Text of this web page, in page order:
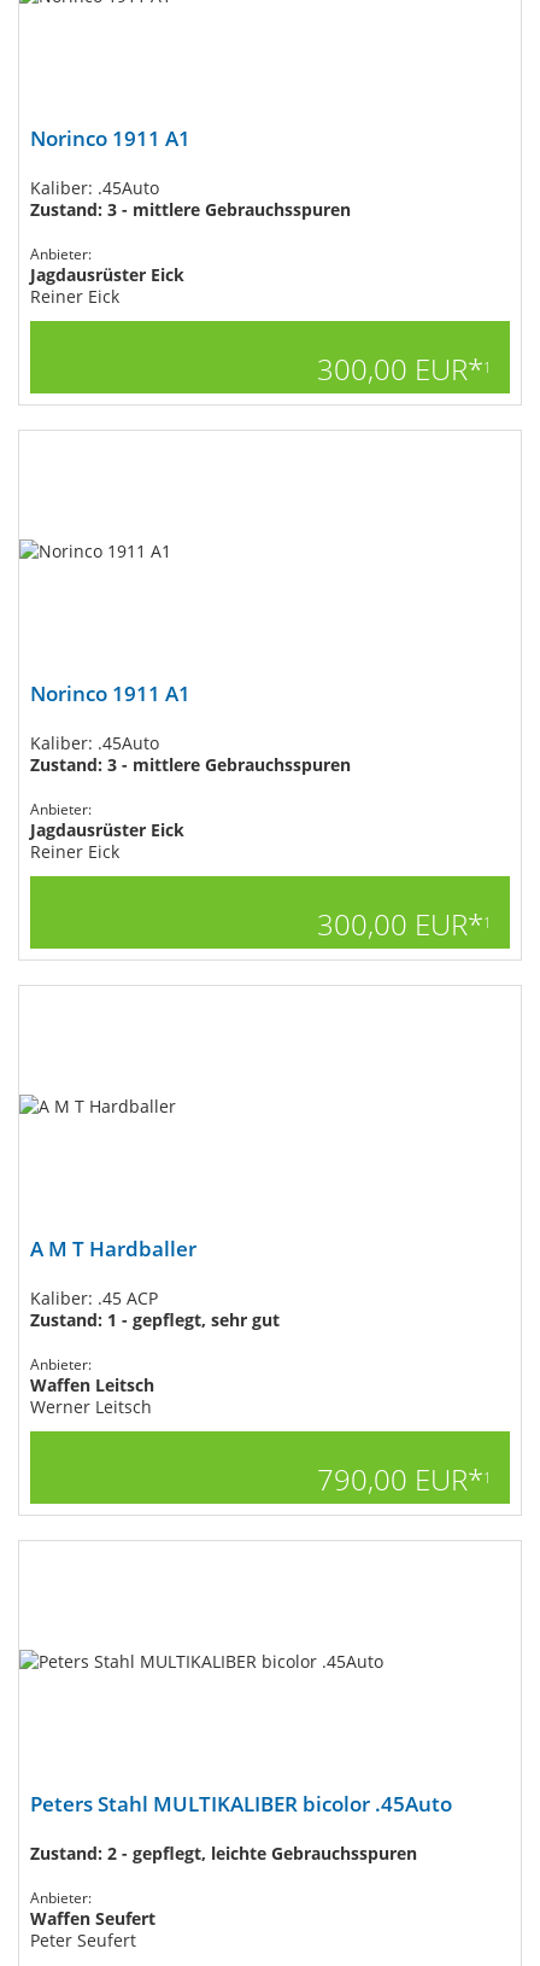
Norinco 1911 A1
Kaliber: .45Auto
Zustand: 3 - mittlere Gebrauchsspuren
Anbieter:
Jagdausrüster Eick
Reiner Eick
300,00 EUR*1
Norinco 1911 A1
Kaliber: .45Auto
Zustand: 3 - mittlere Gebrauchsspuren
Anbieter:
Jagdausrüster Eick
Reiner Eick
300,00 EUR*1
A M T Hardballer
Kaliber: .45 ACP
Zustand: 1 - gepflegt, sehr gut
Anbieter:
Waffen Leitsch
Werner Leitsch
790,00 EUR*1
Peters Stahl MULTIKALIBER bicolor .45Auto
Zustand: 2 - gepflegt, leichte Gebrauchsspuren
Anbieter:
Waffen Seufert
Peter Seufert